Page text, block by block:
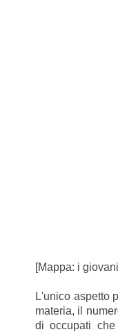
[Mappa: i
L'unico aspetto
materia, il
di occupati